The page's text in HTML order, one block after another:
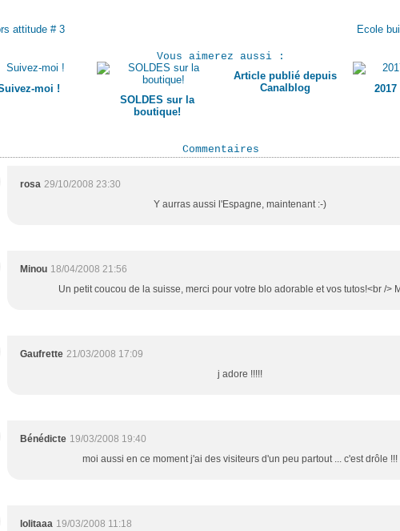
attitude # 3 Ecole
Vous aimerez aussi :
moi !
SOLDES sur la
boutique!
Article publié depuis
Canalblog
Commentaires
rosa 29/10/2008 23:30
Y aurras aussi l'Espagne, maintenant :-)
Minou 18/04/2008 21:56
Un petit coucou de la suisse, merci pour votre blo adorable et vos tutos!<br />
Gaufrette 21/03/2008 17:09
j adore !!!!!
Bénédicte 19/03/2008 19:40
moi aussi en ce moment j'ai des visiteurs d'un peu partout ... c'est drôle !!!
lolitaaa 19/03/2008 11:18